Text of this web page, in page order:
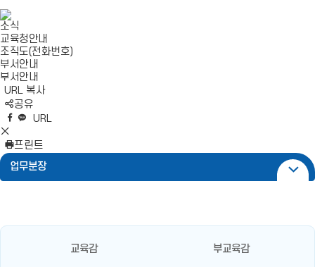
소식
교육청안내
조직도(전화번호)
부서안내
부서안내
URL 복사
공유
N
영
역
펼
치
네
이
버
밴
공
엑
스
공
유
페
스
북
공
유
카
오
톡
공
유
URL
S
N
S
영
역
프린트
업무분장
교육감 부교육감